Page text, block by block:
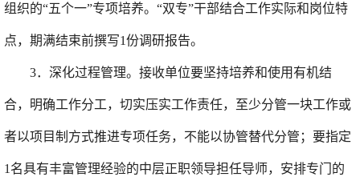
组织的“五个一”专项培养。 “双专”干部结合工作实际和岗位特
点，期满结束前撰写1份调研报告。
3． 深化过程管理。 接收单位要坚持培养和使用有机结
合，明确工作分工，切实压实工作责任，至少分管一块工作或
者以项目制方式推进专项任务，不能以协管替代分管 ； 要指定
1 名具有丰富管理经验的中层正职领导担任导师，安排专门的